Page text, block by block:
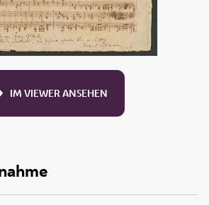
IM VIEWER ANSEHEN